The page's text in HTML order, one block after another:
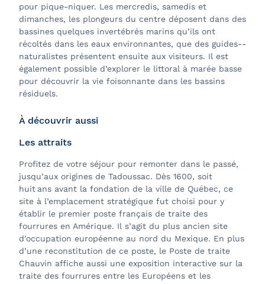
pour pique-niquer. Les mercredis, samedis et
dimanches, les plongeurs du centre déposent dans des
bassines quelques invertébrés marins qu’ils ont
récoltés dans les eaux environnantes, que des guides-­
naturalistes présentent ensuite aux visiteurs. Il est
également possible d’explorer le littoral à marée basse
pour découvrir la vie foisonnante dans les bassins
résiduels.
À découvrir aussi
Les attraits
Profitez de votre séjour pour remonter dans le passé,
jusqu’aux origines de Tadoussac. Dès 1600, soit
huit ans avant la fondation de la ville de Québec, ce
site à l’emplacement stratégique fut choisi pour y
établir le premier poste français de traite des
fourrures en Amérique. Il s’agit du plus ancien site
d’occupation européenne au nord du Mexique. En plus
d’une reconstitution de ce poste, le Poste de traite
Chauvin affiche aussi une exposition interactive sur la
traite des fourrures entre les Européens et les